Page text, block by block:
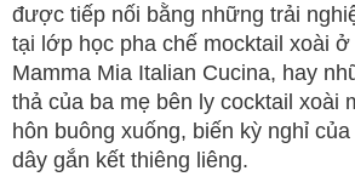
được tiếp nối bằng những trải
tại lớp học pha chế mocktail xoài ở
Mamma Mia Italian Cucina, hay
thả của ba mẹ bên ly cocktail xoài
hôn buông xuống, biến kỳ nghỉ
dây gắn kết thiêng liêng.